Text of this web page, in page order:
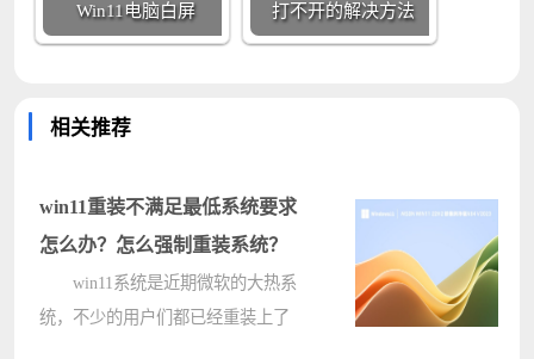
Win11电脑白屏 打不开的解决方法
相关推荐
win11重装不满足最低系统要求
怎么办？怎么强制重装系统？
win11系统是近期微软的大热系
统，不少的用户们都已经重装上了